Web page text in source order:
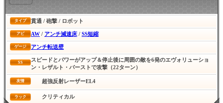
タイプ 貫通 / 砲撃 / ロボット
アビ AW / アンチ減速床 / SS短縮
ゲージ アンチ転送壁
SS
スピードとパワーがアップ＆停止後に周囲の敵を6発のエヴォリューショ
ン・レザルト・バーストで攻撃（22ターン）
友情 超強反射レーザーEL4
ラック クリティカル